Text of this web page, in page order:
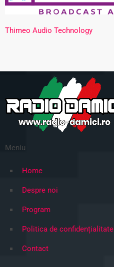
Thimeo Audio Technology
Meniu
Home
Despre noi
Program
Politica de confidențialitate
Contact